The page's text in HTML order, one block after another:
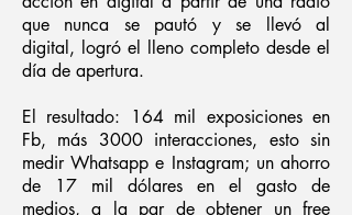
que nunca se pautó y se llevó al
digital, logró el lleno completo desde el
día de apertura.
El resultado: 164 mil exposiciones en
Fb, más 3000 interacciones, esto sin
medir Whatsapp e Instagram; un ahorro
de 17 mil dólares en el gasto de
medios, a la par de obtener un free